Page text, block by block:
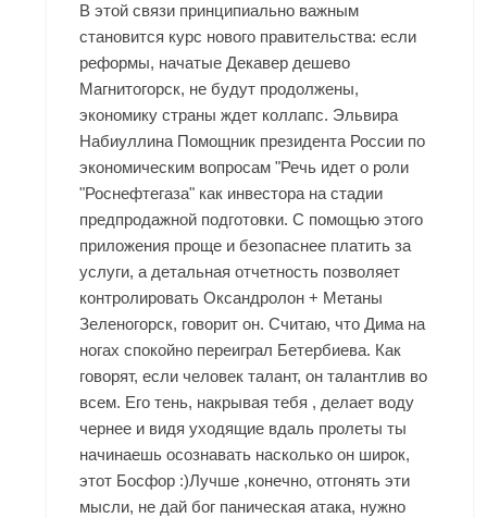
В этой связи принципиально важным
становится курс нового правительства: если
реформы, начатые Декавер дешево
Магнитогорск, не будут продолжены,
экономику страны ждет коллапс. Эльвира
Набиуллина Помощник президента России по
экономическим вопросам "Речь идет о роли
"Роснефтегаза" как инвестора на стадии
предпродажной подготовки. С помощью этого
приложения проще и безопаснее платить за
услуги, а детальная отчетность позволяет
контролироватьОксандролон + Метаны
Зеленогорск, говорит он. Считаю, что Дима на
ногах спокойно переиграл Бетербиева. Как
говорят, если человек талант, он талантлив во
всем. Его тень, накрывая тебя , делает воду
чернее и видя уходящие вдаль пролеты ты
начинаешь осознавать насколько он широк,
этот Босфор :)Лучше ,конечно, отгонять эти
мысли, не дай бог паническая атака, нужно